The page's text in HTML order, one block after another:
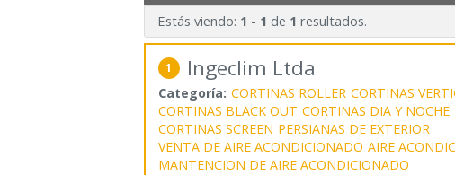
Estás viendo: 1 - 1 de 1 resultados.
1 Ingeclim Ltda
Categoría: CORTINAS ROLLER CORTINAS
CORTINAS BLACK OUT CORTINAS DIA Y NOCHE
CORTINAS SCREEN PERSIANAS DE EXTERIOR
VENTA DE AIRE ACONDICIONADO AIRE
MANTENCION DE AIRE ACONDICIONADO